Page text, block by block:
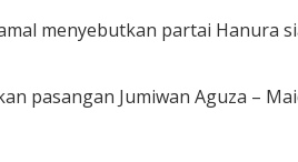
menyebutkan partai Hanura
pasangan Jumiwan Aguza –